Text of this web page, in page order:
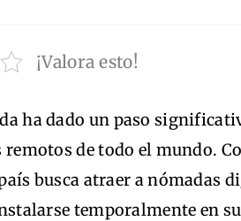
¡Valora esto!
ha dado un paso
de todo el mundo.
busca atraer a nómadas
temporalmente en